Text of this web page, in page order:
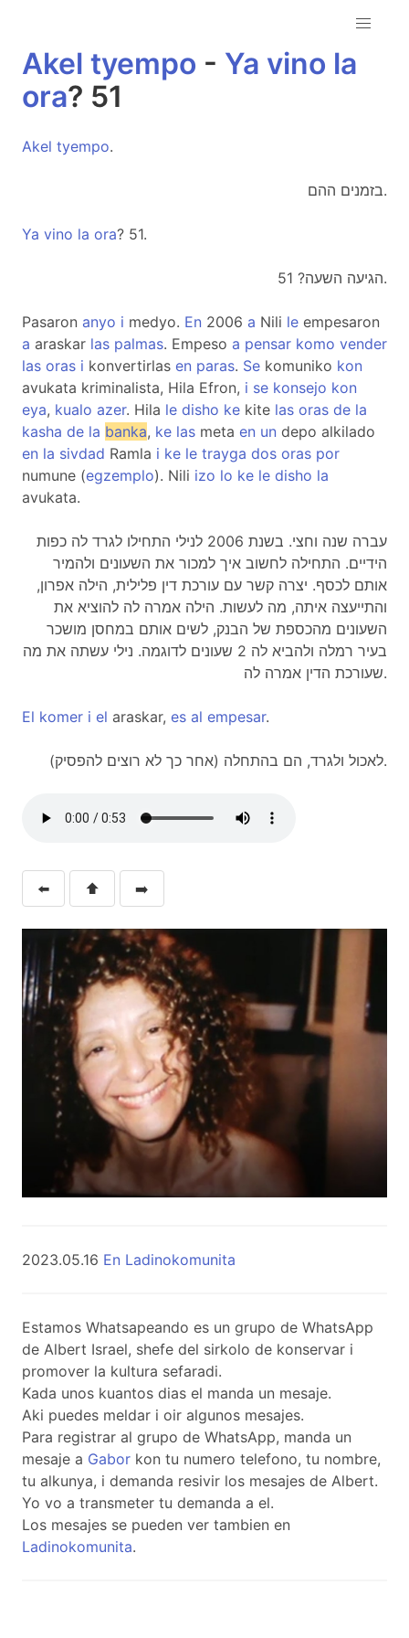
Akel tyempo - Ya vino la
ora? 51
Akel tyempo.
בזמנים ההם.
Ya vino la ora? 51.
הגיעה השעה? 51.
Pasaron anyo i medyo. En 2006 a Nili le empesaron
a araskar las palmas. Empeso a pensar komo vender
las oras i konvertirlas en paras. Se komuniko kon
avukata kriminalista, Hila Efron, i se konsejo kon
eya, kualo azer. Hila le disho ke kite las oras de la
kasha de la banka, ke las meta en un depo alkilado
en la sivdad Ramla i ke le trayga dos oras por
numune (egzemplo). Nili izo lo ke le disho la
avukata.
עברה שנה וחצי. בשנת 2006 לנילי התחילו לגרד לה כפות
הידיים. התחילה לחשוב איך למכור את השעונים ולהמיר
אותם לכסף. יצרה קשר עם עורכת דין פלילית, הילה אפרון,
והתייעצה איתה, מה לעשות. הילה אמרה לה להוציא את
השעונים מהכספת של הבנק, לשים אותם במחסן מושכר
בעיר רמלה ולהביא לה 2 שעונים לדוגמה. נילי עשתה את מה
שעורכת הדין אמרה לה.
El komer i el araskar, es al empesar.
לאכול ולגרד, הם בהתחלה (אחר כך לא רוצים להפסיק).
⬅️ ⬆️ ➡️
2023.05.16 En Ladinokomunita
Estamos Whatsapeando es un grupo de WhatsApp
de Albert Israel, shefe del sirkolo de konservar i
promover la kultura sefaradi.
Kada unos kuantos dias el manda un mesaje.
Aki puedes meldar i oir algunos mesajes.
Para registrar al grupo de WhatsApp, manda un
mesaje a Gabor kon tu numero telefono, tu nombre,
tu alkunya, i demanda resivir los mesajes de Albert.
Yo vo a transmeter tu demanda a el.
Los mesajes se pueden ver tambien en
Ladinokomunita.